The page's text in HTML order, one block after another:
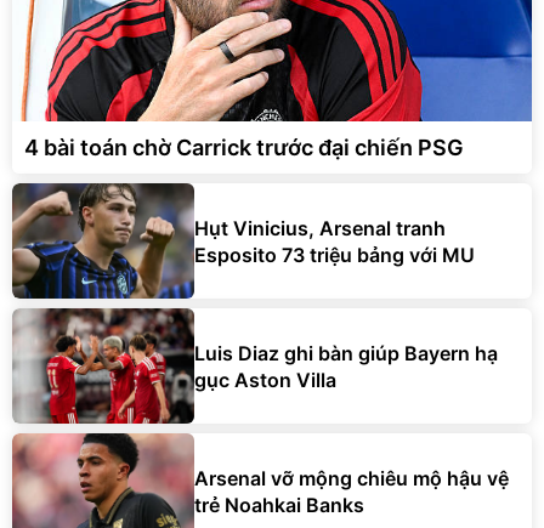
4 bài toán chờ Carrick trước đại chiến PSG
Hụt Vinicius, Arsenal tranh
Esposito 73 triệu bảng với MU
Luis Diaz ghi bàn giúp Bayern hạ
gục Aston Villa
Arsenal vỡ mộng chiêu mộ hậu vệ
trẻ Noahkai Banks